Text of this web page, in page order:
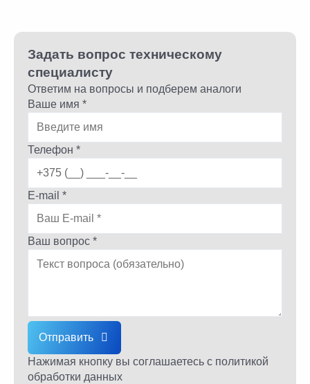
Задать вопрос техническому
специалисту
Ответим на вопросы и подберем аналоги
Ваше имя *
Телефон *
E-mail *
Ваш вопрос *
Отправить
Нажимая кнопку вы соглашаетесь с политикой
обработки данных